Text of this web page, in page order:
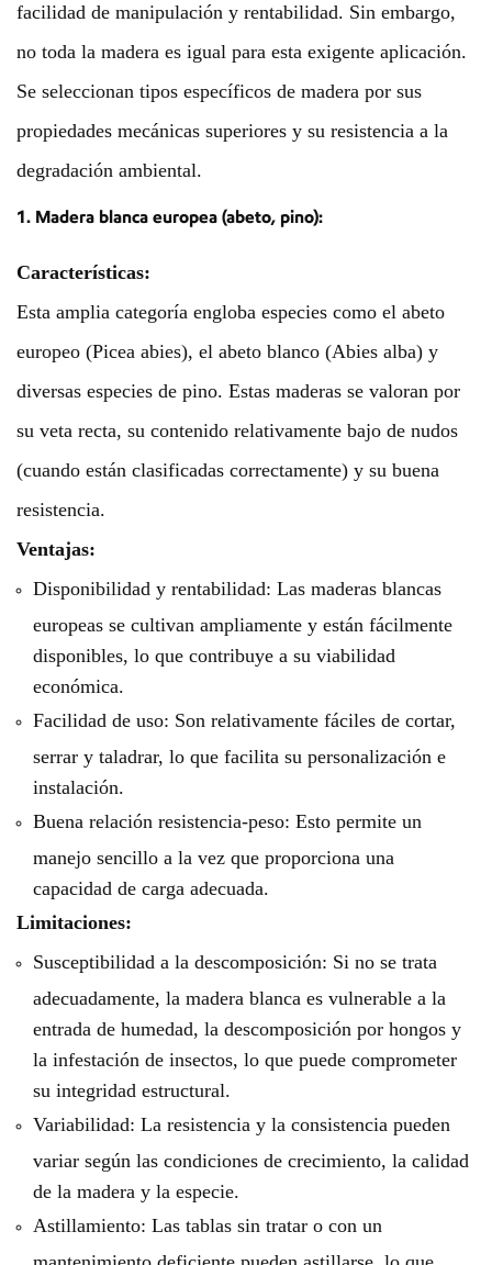
facilidad de manipulación y rentabilidad. Sin embargo,
no toda la madera es igual para esta exigente aplicación.
Se seleccionan tipos específicos de madera por sus
propiedades mecánicas superiores y su resistencia a la
degradación ambiental.
1. Madera blanca europea (abeto, pino):
Características:
Esta amplia categoría engloba especies como el abeto
europeo (Picea abies), el abeto blanco (Abies alba) y
diversas especies de pino. Estas maderas se valoran por
su veta recta, su contenido relativamente bajo de nudos
(cuando están clasificadas correctamente) y su buena
resistencia.
Ventajas:
Disponibilidad y rentabilidad: Las maderas blancas
europeas se cultivan ampliamente y están fácilmente
disponibles, lo que contribuye a su viabilidad
económica.
Facilidad de uso: Son relativamente fáciles de cortar,
serrar y taladrar, lo que facilita su personalización e
instalación.
Buena relación resistencia-peso: Esto permite un
manejo sencillo a la vez que proporciona una
capacidad de carga adecuada.
Limitaciones:
Susceptibilidad a la descomposición: Si no se trata
adecuadamente, la madera blanca es vulnerable a la
entrada de humedad, la descomposición por hongos y
la infestación de insectos, lo que puede comprometer
su integridad estructural.
Variabilidad: La resistencia y la consistencia pueden
variar según las condiciones de crecimiento, la calidad
de la madera y la especie.
Astillamiento: Las tablas sin tratar o con un
mantenimiento deficiente pueden astillarse, lo que